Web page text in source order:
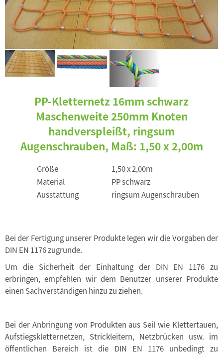
PP-Kletternetz 16mm schwarz
Maschenweite 250mm Knoten
handverspleißt, ringsum
Augenschrauben, Maß: 1,50 x 2,00m
Größe
1,50 x 2,00m
Material
PP schwarz
Ausstattung
ringsum Augenschrauben
Bei der Fertigung unserer Produkte legen wir die Vorgaben der
DIN EN 1176 zugrunde.
Um die Sicherheit der Einhaltung der DIN EN 1176 zu
erbringen, empfehlen wir dem Benutzer unserer Produkte
einen Sachverständigen hinzu zu ziehen.
Bei der Anbringung von Produkten aus Seil wie Klettertauen,
Aufstiegskletternetzen, Strickleitern, Netzbrücken usw. im
öffentlichen Bereich ist die DIN EN 1176 unbedingt zu